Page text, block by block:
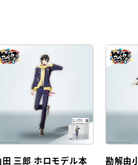
田 三郎 ホロモデル本
勘解由